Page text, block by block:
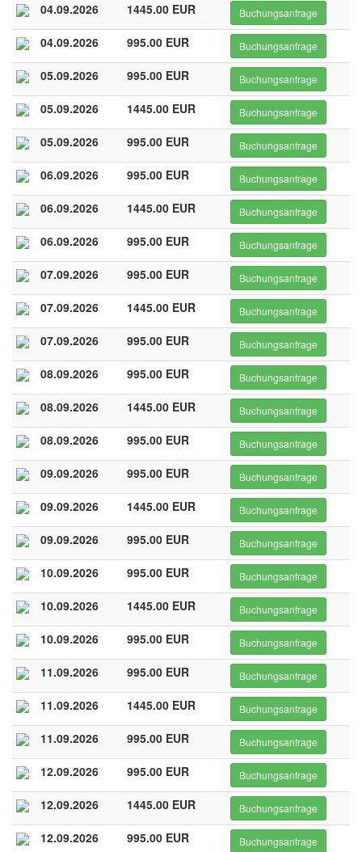
04.09.2026 1445.00 EUR Buchungsanfrage
04.09.2026 995.00 EUR Buchungsanfrage
05.09.2026 995.00 EUR Buchungsanfrage
05.09.2026 1445.00 EUR Buchungsanfrage
05.09.2026 995.00 EUR Buchungsanfrage
06.09.2026 995.00 EUR Buchungsanfrage
06.09.2026 1445.00 EUR Buchungsanfrage
06.09.2026 995.00 EUR Buchungsanfrage
07.09.2026 995.00 EUR Buchungsanfrage
07.09.2026 1445.00 EUR Buchungsanfrage
07.09.2026 995.00 EUR Buchungsanfrage
08.09.2026 995.00 EUR Buchungsanfrage
08.09.2026 1445.00 EUR Buchungsanfrage
08.09.2026 995.00 EUR Buchungsanfrage
09.09.2026 995.00 EUR Buchungsanfrage
09.09.2026 1445.00 EUR Buchungsanfrage
09.09.2026 995.00 EUR Buchungsanfrage
10.09.2026 995.00 EUR Buchungsanfrage
10.09.2026 1445.00 EUR Buchungsanfrage
10.09.2026 995.00 EUR Buchungsanfrage
11.09.2026 995.00 EUR Buchungsanfrage
11.09.2026 1445.00 EUR Buchungsanfrage
11.09.2026 995.00 EUR Buchungsanfrage
12.09.2026 995.00 EUR Buchungsanfrage
12.09.2026 1445.00 EUR Buchungsanfrage
12.09.2026 995.00 EUR Buchungsanfrage